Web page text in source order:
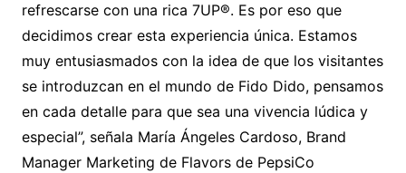
refrescarse con una rica 7UP®. Es por eso que
decidimos crear esta experiencia única. Estamos
muy entusiasmados con la idea de que los visitantes
se introduzcan en el mundo de Fido Dido, pensamos
en cada detalle para que sea una vivencia lúdica y
especial”, señala María Ángeles Cardoso, Brand
Manager Marketing de Flavors de PepsiCo